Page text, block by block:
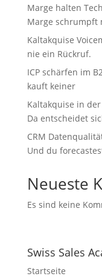
Marge halten
Marge schrumpft
Kaltakquise
nie ein Rückruf.
ICP schärfen im
kauft keiner
Kaltakquise in
Da entscheidet
CRM
Und du
Neueste
Es sind keine
Swiss Sales
Startseite